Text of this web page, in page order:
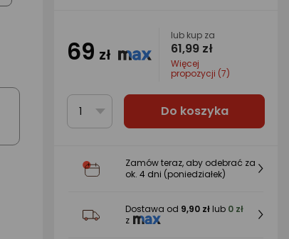
69 zł
lub kup za
61,99 zł
Więcej
propozycji (7)
1 Do koszyka
Zamów teraz, aby odebrać za
ok. 4 dni (poniedziałek)
Dostawa od 9,90 zł lub 0 zł
z